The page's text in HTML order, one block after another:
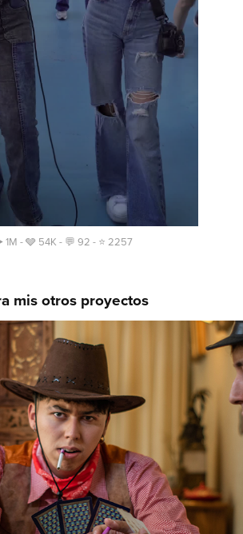
1M - 🩶 54K - 💬 92 - ⭐️ 2257
mis otros proyectos